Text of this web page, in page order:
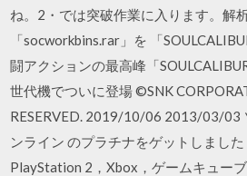
ね。2・では突破作業に入ります。解
「socworkbins.rar」を 「
闘アクションの最高峰「
世代機でついに登場 ©SNK
RESERVED. 2019/10/06 2013/03/03
ンライン のプラチナをゲットしました
PlayStation 2，Xbox，ゲームキュー